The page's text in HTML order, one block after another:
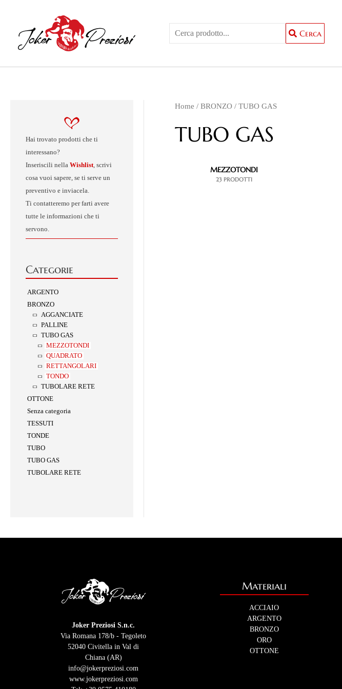
contenuto
Cerca
Hai trovato prodotti che ti
interessano?
Inseriscili nella Wishlist, scrivi
cosa vuoi sapere, se ti serve un
preventivo e inviacela.
Ti contatteremo per farti avere
tutte le informazioni che ti
servono.
Categorie
ARGENTO
BRONZO
AGGANCIATE
PALLINE
TUBO GAS
MEZZOTONDI
QUADRATO
RETTANGOLARI
TONDO
TUBOLARE RETE
OTTONE
Senza categoria
TESSUTI
TONDE
TUBO
TUBO GAS
TUBOLARE RETE
Home / BRONZO/ TUBO GAS
TUBO GAS
MEZZOTONDI
23 PRODOTTI
Joker Preziosi S.n.c.
Via Romana 178/b - Tegoleto
52040 Civitella in Val di
Chiana (AR)
info@jokerpreziosi.com
www.jokerpreziosi.com
Materiali
ACCIAIO
ARGENTO
BRONZO
ORO
OTTONE